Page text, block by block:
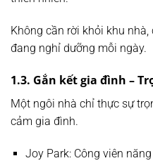
Không cần rời khỏi khu
đang nghỉ dưỡng mỗi ngày.
1.3. Gắn kết gia đình –
Một ngôi nhà chỉ thực sự
cảm gia đình.
Joy Park: Công viên